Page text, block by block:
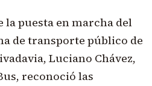
la puesta en marcha del
de transporte público de
Luciano Chávez,
reconoció las